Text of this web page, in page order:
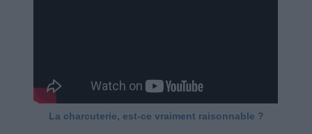
La charcuterie, est-ce vraiment raisonnable ?